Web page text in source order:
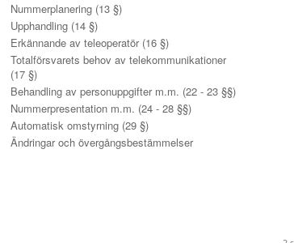
Nummerplanering (13 §)
Upphandling (14 §)
Erkännande av teleoperatör (16 §)
Totalförsvarets behov av telekommunikationer
(17 §)
Behandling av personuppgifter m.m. (22 - 23 §§)
Nummerpresentation m.m. (24 - 28 §§)
Automatisk omstyrning (29 §)
Ändringar och övergångsbestämmelser